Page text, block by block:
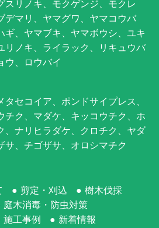
スリノキ、モクゲンジ、モクレ
デマリ、ヤマグワ、ヤマコウバ
ギ、ヤマブキ、ヤマボウシ、ユキ
リノキ、ライラック、リキュウバ
ウ、ロウバイ
セコイア、ポンドサイプレス、
チク、マダケ、キッコウチク、ホ
、ナリヒラダケ、クロチク、ヤダ
、チゴザサ、オロシマチク
剪定・刈込
樹木伐採
庭木消毒・防虫対策
施工事例
新着情報